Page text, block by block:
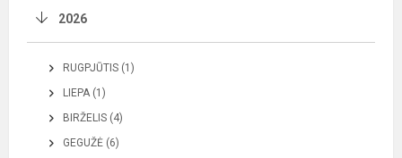
2026
RUGPJŪTIS (1)
LIEPA (1)
BIRŽELIS (4)
GEGUŽĖ (6)